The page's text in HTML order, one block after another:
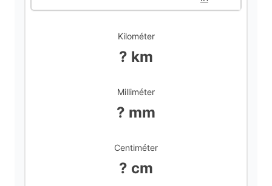
d
o
Kilométer
? km
Milliméter
? mm
Centiméter
? cm